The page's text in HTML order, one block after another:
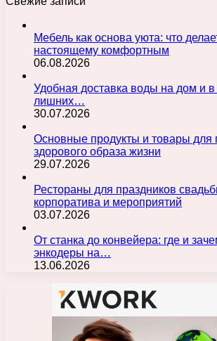
Мебель как основа уюта: что
настоящему комфортным
06.08.2026
Удобная доставка воды на дом и
лишних…
30.07.2026
Основные продукты и товары для
здорового образа жизни
29.07.2026
Рестораны для праздников
корпоратива и мероприятий
03.07.2026
От станка до конвейера: где и
энкодеры на…
13.06.2026